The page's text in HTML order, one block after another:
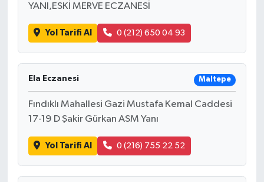
YANI,ESKİ MERVE ECZANESİ
Yol Tarifi Al 0 (212) 650 04 93
Ela Eczanesi Maltepe
Fındıklı Mahallesi Gazi Mustafa Kemal Caddesi
17-19 D Şakir Gürkan ASM Yanı
Yol Tarifi Al 0 (216) 755 22 52